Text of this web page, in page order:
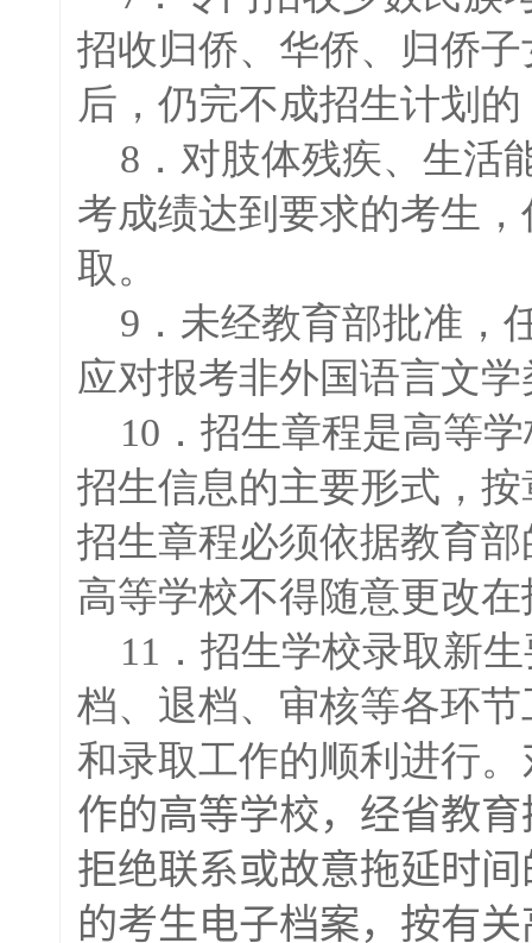
招收归侨、华侨、归侨
后，仍完不成招生计划
8．对肢体残疾、生活
考成绩达到要求的考生
取。
9．未经教育部批准，
应对报考非外国语言文
10．招生章程是高等学
招生信息的主要形式，
招生章程必须依据教育
高等学校不得随意更改
11．招生学校录取新生
档、退档、审核等各环
和录取工作的顺利进行。
作的高等学校，经省教
拒绝联系或故意拖延时
的考生电子档案，按有